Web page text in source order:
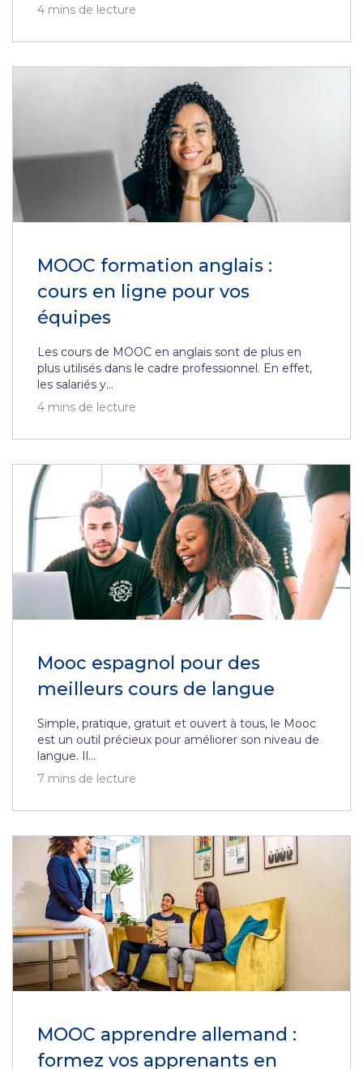
4 mins de lecture
MOOC formation anglais :
cours en ligne pour vos
équipes
Les cours de MOOC en anglais sont de plus en
plus utilisés dans le cadre professionnel. En effet,
les salariés y...
4 mins de lecture
Mooc espagnol pour des
meilleurs cours de langue
Simple, pratique, gratuit et ouvert à tous, le Mooc
est un outil précieux pour améliorer son niveau de
langue. Il...
7 mins de lecture
MOOC apprendre allemand :
formez vos apprenants en